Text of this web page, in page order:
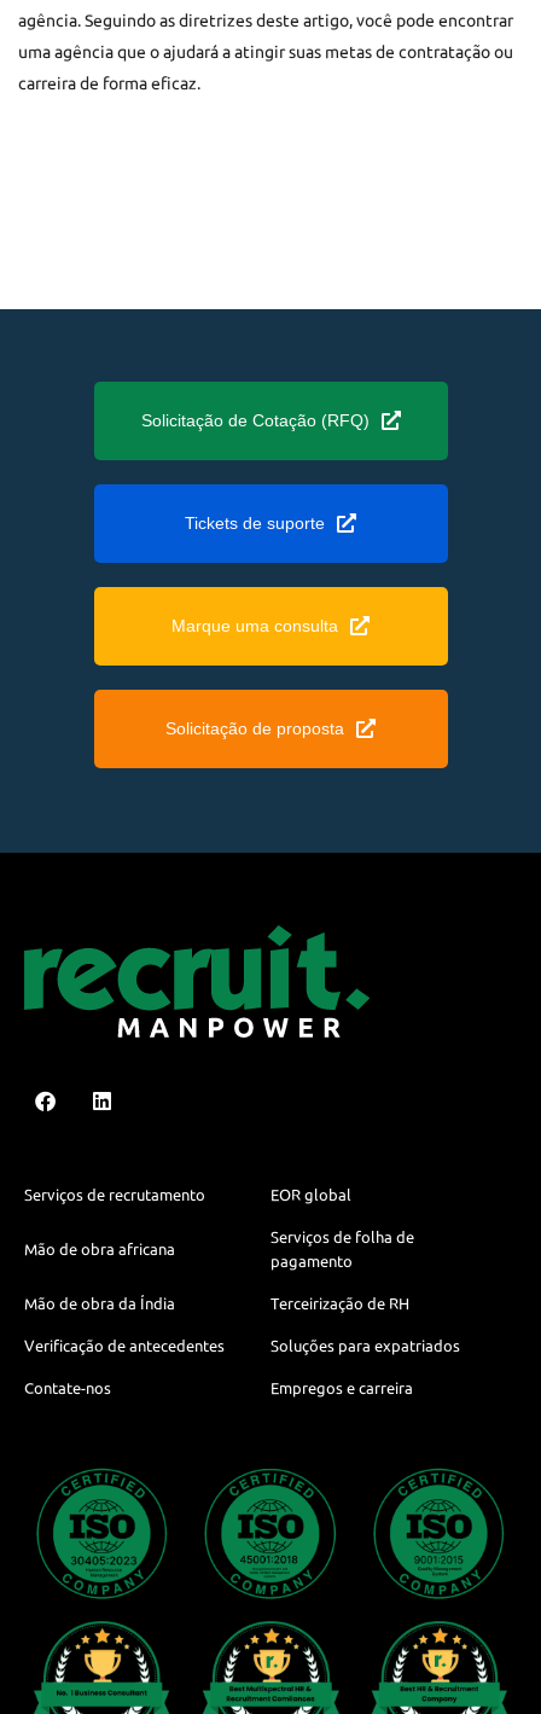
agência. Seguindo as diretrizes deste artigo, você pode encontrar
uma agência que o ajudará a atingir suas metas de contratação ou
carreira de forma eficaz.
Solicitação de Cotação (RFQ)
Tickets de suporte
Marque uma consulta
Solicitação de proposta
Serviços de recrutamento EOR global
Mão de obra africana
Serviços de folha de
pagamento
Mão de obra da Índia Terceirização de RH
Verificação de antecedentes Soluções para expatriados
Contate-nos Empregos e carreira